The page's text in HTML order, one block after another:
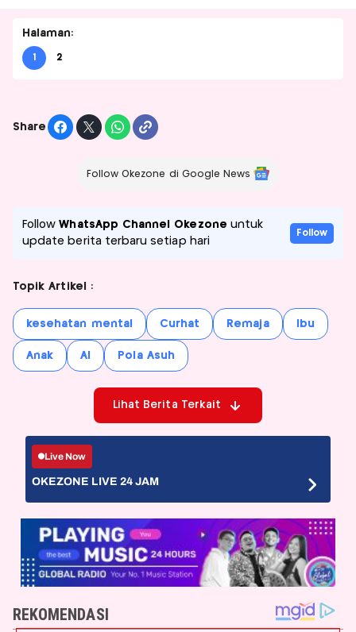
Halaman:
1 2
Share
Follow Okezone di Google News
FollowWhatsApp Channel Okezone untuk
update berita terbaru setiap hari
Follow
Topik Artikel :
kesehatan mental Curhat Remaja Ibu
Anak AI Pola Asuh
Lihat Berita Terkait
Live Now
OKEZONE LIVE 24 JAM